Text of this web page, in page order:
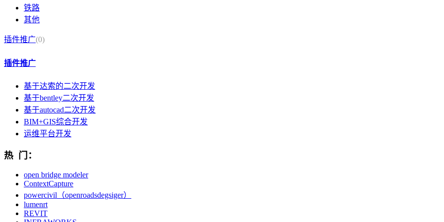
铁路
其他
插件推广(0)
插件推广
基于达索的二次开发
基于bentley二次开发
基于autocad二次开发
BIM+GIS综合开发
运维平台开发
热 门：
open bridge modeler
ContextCapture
powercivil（openroadsdegsiger）
lumenrt
REVIT